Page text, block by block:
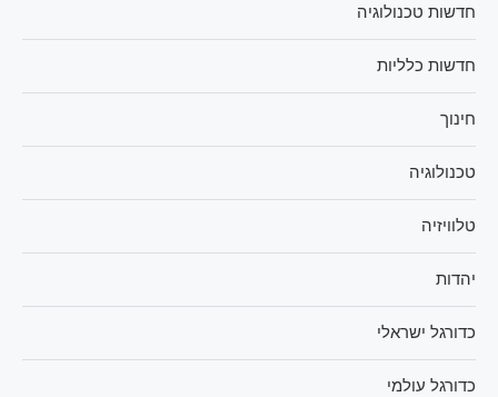
חדשות טכנולוגיה
חדשות כלליות
חינוך
טכנולוגיה
טלוויזיה
יהדות
כדורגל ישראלי
כדורגל עולמי